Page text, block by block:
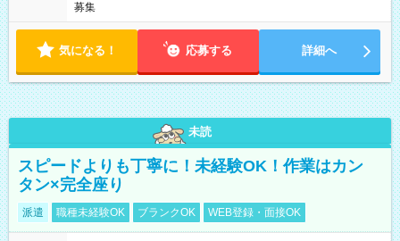
募集
気になる！ 応募する 詳細へ
未読
スピードよりも丁寧に！未経験OK！作業はカン
タン×完全座り
派遣 職種未経験OK ブランクOK WEB登録・面接OK